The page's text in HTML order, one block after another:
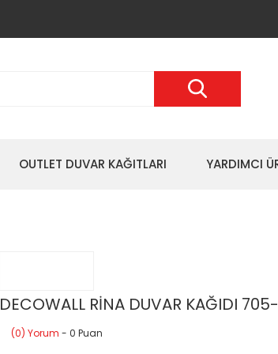
OUTLET DUVAR KAĞITLARI YARDIMCI
DECOWALL RİNA DUVAR KAĞIDI
(0) Yorum - 0 Puan